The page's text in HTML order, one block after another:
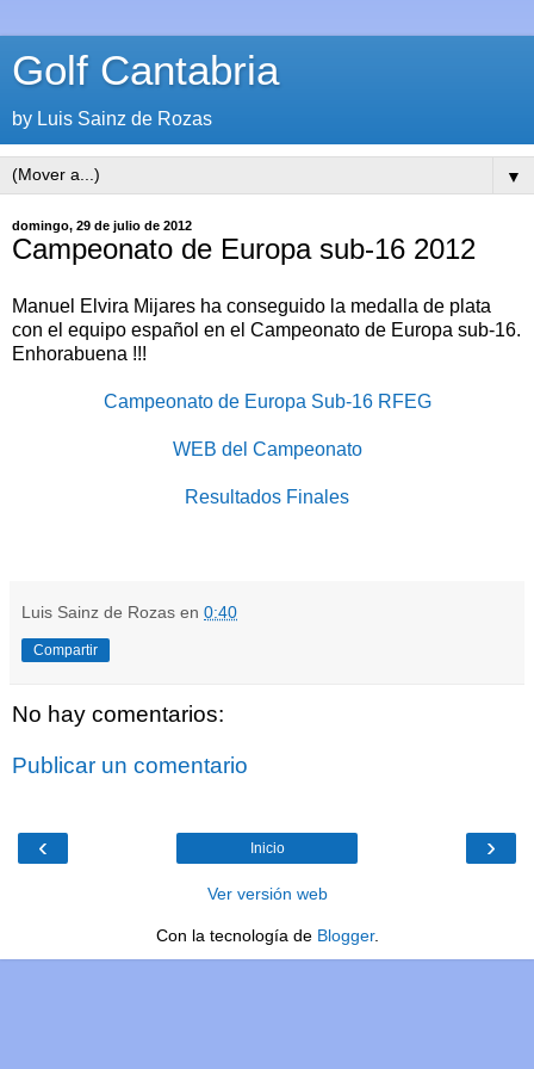
Golf Cantabria
by Luis Sainz de Rozas
▼
domingo, 29 de julio de 2012
Campeonato de Europa sub-16 2012
Manuel Elvira Mijares ha conseguido la medalla de plata
con el equipo español en el Campeonato de Europa sub-16.
Enhorabuena !!!
Campeonato de Europa Sub-16 RFEG
WEB del Campeonato
Resultados Finales
Luis Sainz de Rozas en 0:40
Compartir
No hay comentarios:
Publicar un comentario
‹ ›
Inicio
Ver versión web
Con la tecnología de Blogger.